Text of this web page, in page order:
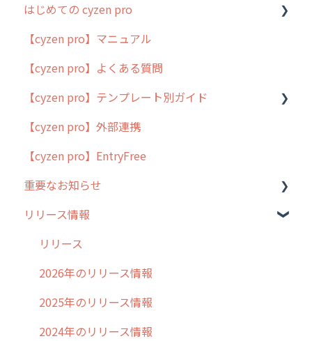
はじめての cyzen pro
cyzen pro とは？
簡易マニュアル
cyzen proの位置情報取得について
用語集
よくある質問
【cyzen pro】マニュアル
【cyzen pro】よくある質問
【cyzen pro】テンプレート別ガイド
ポスティング
ラウンダー
メンテナンス
外廻り営業
清掃
不動産
【cyzen pro】外部連携
【cyzen pro】EntryFree
重要なお知らせ
過去の重要なお知らせ
障害情報
リリース情報
リリース
2026年のリリース情報
2025年のリリース情報
2024年のリリース情報